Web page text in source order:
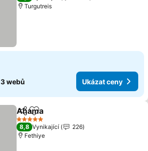
Turgutreis
3 webů Ukázat ceny
SdíletPřidat na seznam oblíbených
Ahama
5 Počet hvězdiček
8,8 Vynikající
226
Fethiye